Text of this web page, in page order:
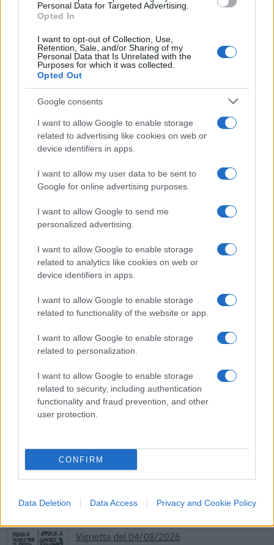
Personal Data for Targeted Advertising.
Opted In
I want to opt-out of Collection, Use,
Retention, Sale, and/or Sharing of my
Personal Data that Is Unrelated with the
Purposes for which it was collected.
Opted Out
Google consents
I want to allow Google to enable storage
related to advertising like cookies on web or
device identifiers in apps.
I want to allow my user data to be sent to
Google for online advertising purposes.
I want to allow Google to send me
personalized advertising.
I want to allow Google to enable storage
related to analytics like cookies on web or
device identifiers in apps.
I want to allow Google to enable storage
related to functionality of the website or app.
I want to allow Google to enable storage
related to personalization.
I want to allow Google to enable storage
related to security, including authentication
functionality and fraud prevention, and other
user protection.
CONFIRM
Data Deletion Data Access Privacy and Cookie Policy
inclusiva e rispettosa delle minoranze, per la sua
Carfagna erano oggetto di quotidiani
body
shaming, provenienti dal mondo progressista.
Quell’era non esiste più, sono solo
ricordi di un centrodestra caduto nel nulla
oggi rappresenta la spalla aggiunta ad un
centrosinistra in crisi di sondaggi elettorali. Ed
ecco che nel calderone rientrano tutti. Anzi, si
rappresentavano i loro leader, coloro che gli
hanno portati alla ribalta politica.
Nel frattempo,Lucia Annunziata
commentato l’accaduto. Rimane solo qualche
indignazione via Twitter ed una breve ripresa della
vicenda da parte dei quotidiani mainstream. Ma
proprio breve, tanto per non spergiurare il
classico doppiopesismo progressista.
#BODY SHAMING
#LUCIA ANNUNZIATA
#RENATO BRUNETTA
Leggi i commenti
Vignetta del 04/08/2026